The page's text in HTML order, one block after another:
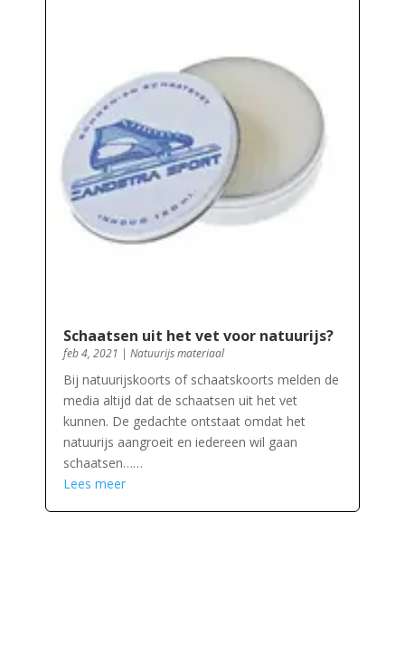
Schaatsen uit het vet voor natuurijs?
feb 4, 2021 | Natuurijs materiaal
Bij natuurijskoorts of schaatskoorts melden de
media altijd dat de schaatsen uit het vet
kunnen. De gedachte ontstaat omdat het
natuurijs aangroeit en iedereen wil gaan
schaatsen……
Lees meer